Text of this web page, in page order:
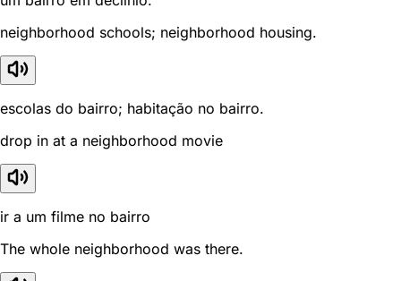
neighborhood schools; neighborhood housing.
escolas do bairro; habitação no bairro.
drop in at a neighborhood movie
ir a um filme no bairro
The whole neighborhood was there.